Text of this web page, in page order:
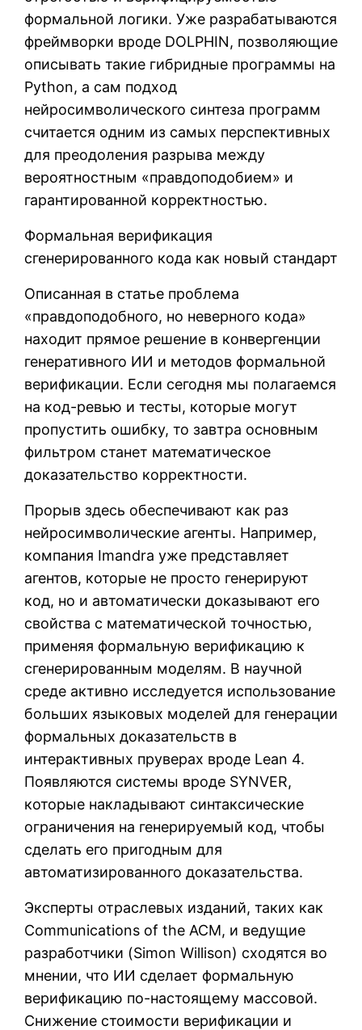
формальной логики. Уже разрабатываются
фреймворки вроде DOLPHIN, позволяющие
описывать такие гибридные программы на
Python, а сам подход
нейросимволического синтеза программ
считается одним из самых перспективных
для преодоления разрыва между
вероятностным «правдоподобием» и
гарантированной корректностью.
Формальная верификация
сгенерированного кода как новый стандарт
Описанная в статье проблема
«правдоподобного, но неверного кода»
находит прямое решение в конвергенции
генеративного ИИ и методов формальной
верификации. Если сегодня мы полагаемся
на код-ревью и тесты, которые могут
пропустить ошибку, то завтра основным
фильтром станет математическое
доказательство корректности.
Прорыв здесь обеспечивают как раз
нейросимволические агенты. Например,
компания Imandra уже представляет
агентов, которые не просто генерируют
код, но и автоматически доказывают его
свойства с математической точностью,
применяя формальную верификацию к
сгенерированным моделям. В научной
среде активно исследуется использование
больших языковых моделей для генерации
формальных доказательств в
интерактивных пруверах вроде Lean 4.
Появляются системы вроде SYNVER,
которые накладывают синтаксические
ограничения на генерируемый код, чтобы
сделать его пригодным для
автоматизированного доказательства.
Эксперты отраслевых изданий, таких как
Communications of the ACM, и ведущие
разработчики (Simon Willison) сходятся во
мнении, что ИИ сделает формальную
верификацию по-настоящему массовой.
Снижение стоимости верификации и